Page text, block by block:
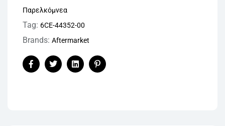
Παρελκόμνεα
Tag: 6CE-44352-00
Brands: Aftermarket
FacebookTwitterLinkedinPinterest